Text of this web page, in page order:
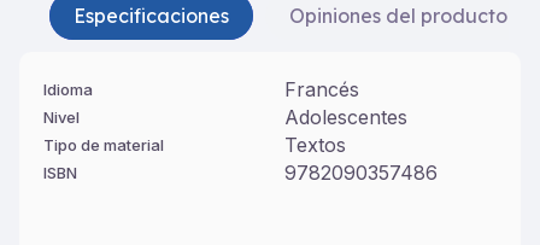
Especificaciones Opiniones del producto
Idioma Francés
Nivel Adolescentes
Tipo de material Textos
ISBN 9782090357486